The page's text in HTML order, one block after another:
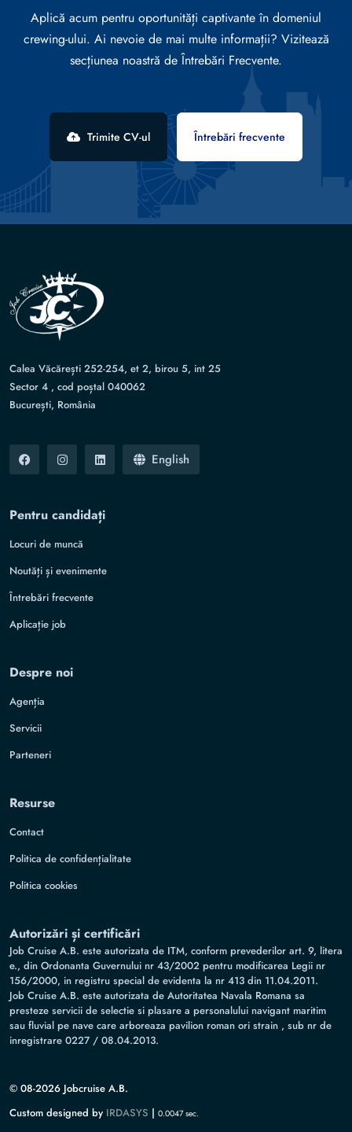
Aplică acum pentru oportunități captivante în domeniul
crewing-ului. Ai nevoie de mai multe informații? Vizitează
secțiunea noastră de Întrebări Frecvente.
Trimite CV-ul Întrebări frecvente
Calea Văcărești 252-254, et 2, birou 5, int 25
Sector 4 , cod poștal 040062
București, România
English
Pentru candidați
Locuri de muncă
Noutăți și evenimente
Întrebări frecvente
Aplicație job
Despre noi
Agenția
Servicii
Parteneri
Resurse
Contact
Politica de confidențialitate
Politica cookies
Autorizări și certificări
Job Cruise A.B. este autorizata de ITM, conform prevederilor art. 9, litera
e., din Ordonanta Guvernului nr 43/2002 pentru modificarea Legii nr
156/2000, in registru special de evidenta la nr 413 din 11.04.2011.
Job Cruise A.B. este autorizata de Autoritatea Navala Romana sa
presteze servicii de selectie si plasare a personalului navigant maritim
sau fluvial pe nave care arboreaza pavilion roman ori strain , sub nr de
inregistrare 0227 / 08.04.2013.
© 08-2026 Jobcruise A.B.
Custom designed by IRDASYS | 0.0047 sec.